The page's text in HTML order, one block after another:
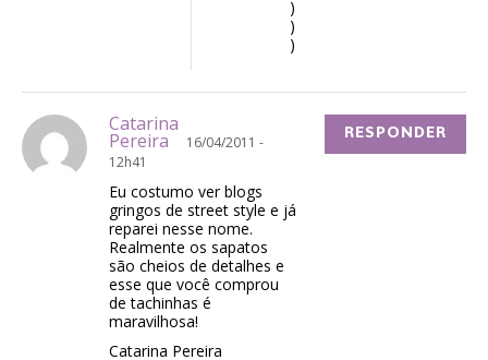
)
)
)
Catarina
Pereira
16/04/2011 -
12h41
Eu costumo ver blogs
gringos de street style e já
reparei nesse nome.
Realmente os sapatos
são cheios de detalhes e
esse que você comprou
de tachinhas é
maravilhosa!
Catarina Pereira
RESPONDER